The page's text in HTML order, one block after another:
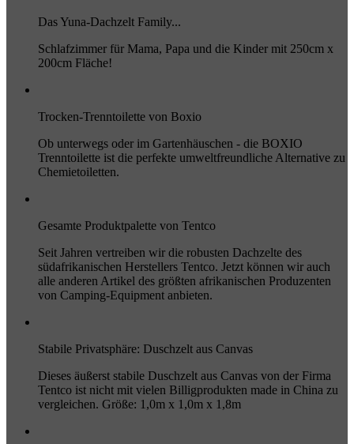
Das Yuna-Dachzelt Family...
Schlafzimmer für Mama, Papa und die Kinder mit 250cm x
200cm Fläche!
Trocken-Trenntoilette von Boxio
Ob unterwegs oder im Gartenhäuschen - die BOXIO
Trenntoilette ist die perfekte umweltfreundliche Alternative zu
Chemietoiletten.
Gesamte Produktpalette von Tentco
Seit Jahren vertreiben wir die robusten Dachzelte des
südafrikanischen Herstellers Tentco. Jetzt können wir auch
alle anderen Artikel des größten afrikanischen Produzenten
von Camping-Equipment anbieten.
Stabile Privatsphäre: Duschzelt aus Canvas
Dieses äußerst stabile Duschzelt aus Canvas von der Firma
Tentco ist nicht mit vielen Billigprodukten made in China zu
vergleichen. Größe: 1,0m x 1,0m x 1,8m